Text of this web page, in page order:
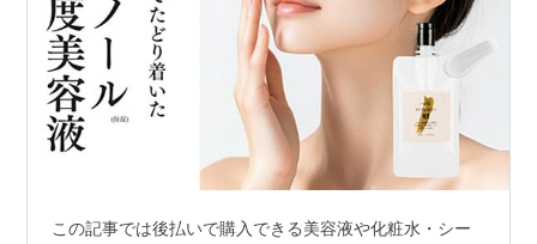
この記事では後払いで購入できる美容液や化粧水・シー